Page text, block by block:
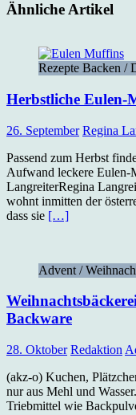
Ähnliche Artikel
Rezepte Backen /
Herbstliche Eulen-
26. September Regina
Passend zum Herbst
Aufwand leckere Eulen-
LangreiterRegina
wohnt inmitten der
dass sie […]
Advent /
Backware
28. Oktober Redaktion
(akz-o) Kuchen,
nur aus Mehl und
Triebmittel wie